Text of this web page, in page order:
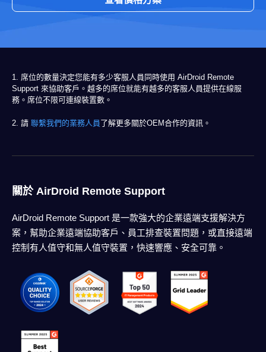
1. 席位的數量決定您能有多少客服人員同時使用 AirDroid Remote
Support 來協助客戶。越多的席位就能有越多的客服人員提供在線服
務。席位不限可連線裝置數。
2. 請 聯繫我們的業務人員了解更多關於OEM合作的資訊。
關於 AirDroid Remote Support
AirDroid Remote Support 是一款強大的企業遠端支援解決方
案，幫助企業遠端協助客戶、員工排查裝置問題，或直接遠端
控制有人值守和無人值守裝置，快速響應、安全可靠。